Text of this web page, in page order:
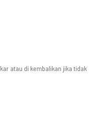
atau di kembalikan jika tidak